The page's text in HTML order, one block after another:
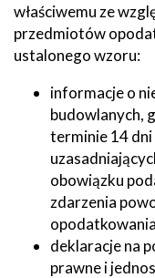
właściwemu ze
przedmiotów
ustalonego wzoru:
informacje o
budowlanych,
terminie 14
obowiązku
zdarzenia
deklaracje na
prawne i